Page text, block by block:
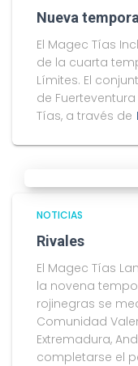
Nueva
El Magec Tías
de la cuarta
Límites. El
de
Tías, a través de
NOTICIAS
Rivales
El Magec Tías
la novena
rojinegras se
Comunidad
Extremadura,
completarse el